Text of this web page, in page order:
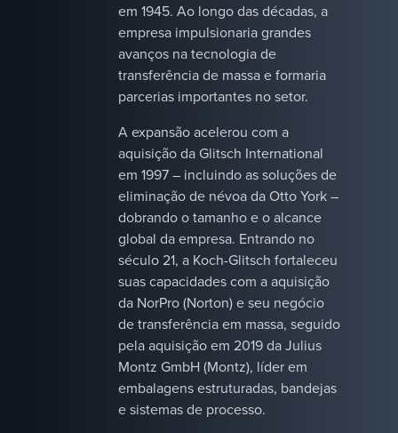
em 1945. Ao longo das décadas, a
empresa impulsionaria grandes
avanços na tecnologia de
transferência de massa e formaria
parcerias importantes no setor.
A expansão acelerou com a
aquisição da Glitsch International
em 1997 – incluindo as soluções de
eliminação de névoa da Otto York –
dobrando o tamanho e o alcance
global da empresa. Entrando no
século 21, a Koch-Glitsch fortaleceu
suas capacidades com a aquisição
da NorPro (Norton) e seu negócio
de transferência em massa, seguido
pela aquisição em 2019 da Julius
Montz GmbH (Montz), líder em
embalagens estruturadas, bandejas
e sistemas de processo.